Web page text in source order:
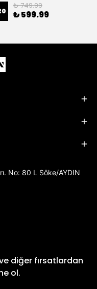
₺ 749.99
₺ 599.99
No: 80 L Söke/AYDIN
diğer fırsatlardan
ol.